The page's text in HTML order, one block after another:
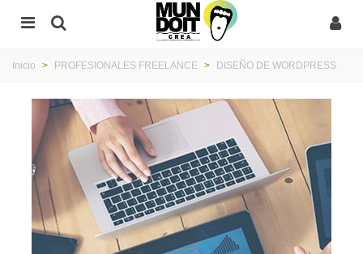
Inicio > PROFESIONALES FREELANCE > DISEÑO DE WORDPRESS